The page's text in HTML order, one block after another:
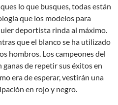
lo que busques, todas están
que los modelos para
deportista rinda al máximo.
que el blanco se ha utilizado
hombros. Los campeones del
de repetir sus éxitos en
era de esperar, vestirán una
en rojo y negro.